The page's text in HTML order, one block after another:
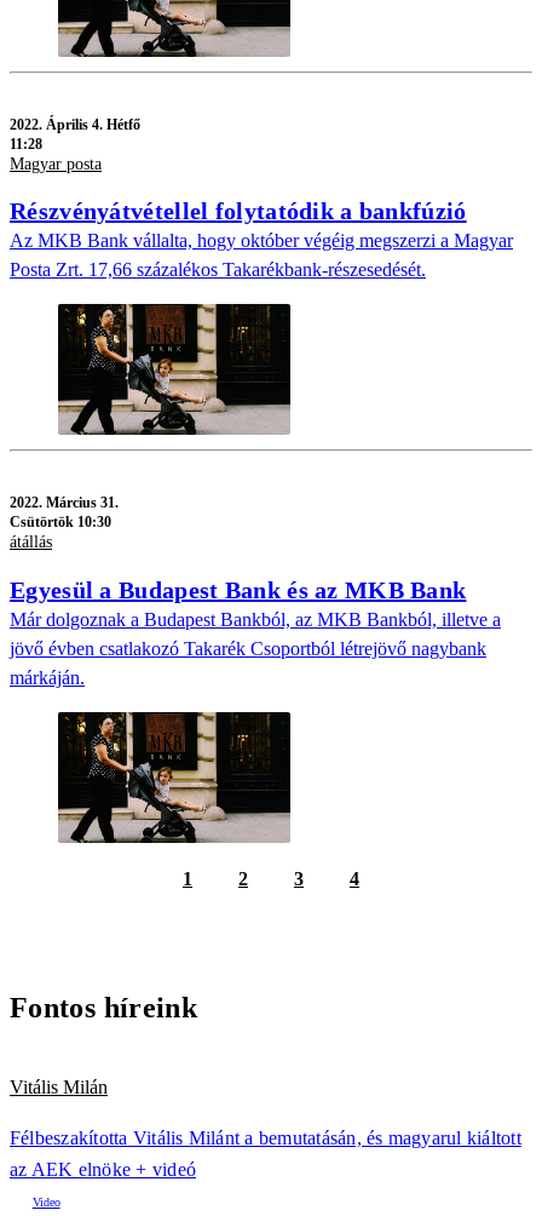
2022. Április 4. Hétfő
11:28
Magyar posta
Részvényátvétellel folytatódik a bankfúzió
Az MKB Bank vállalta, hogy október végéig megszerzi a Magyar
Posta Zrt. 17,66 százalékos Takarékbank-részesedését.
2022. Március 31.
Csütörtök 10:30
átállás
Egyesül a Budapest Bank és az MKB Bank
Már dolgoznak a Budapest Bankból, az MKB Bankból, illetve a
jövő évben csatlakozó Takarék Csoportból létrejövő nagybank
márkáján.
1 2 3 4
Fontos híreink
Vitális Milán
Félbeszakította Vitális Milánt a bemutatásán, és magyarul kiáltott
az AEK elnöke + videó